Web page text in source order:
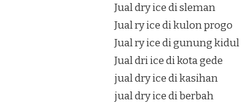
Jual dry ice di sleman
Jual ry ice di kulon progo
Jual ry ice di gunung kidul
Jual dri ice di kota gede
jual dry ice di kasihan
jual dry ice di berbah